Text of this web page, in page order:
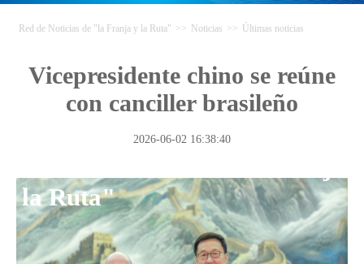
la Ruta"
Red de Noticias de "la Franja y la Ruta" >> Noticias >> Últimas noticias
Vicepresidente chino se reúne
con canciller brasileño
2026-06-02 16:38:40